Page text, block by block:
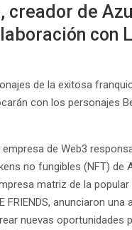
creador de
con
de la exitosa
con los personajes
empresa de Web3
no fungibles (NFT) de
matriz de la
FRIENDS, anunciaron una
nuevas oportunidades